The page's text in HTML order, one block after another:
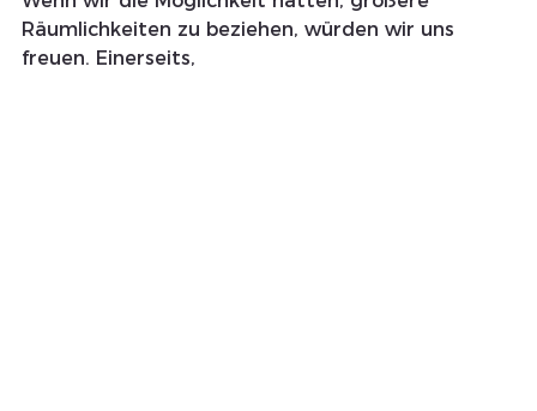
Räumlichkeiten zu beziehen, würden wir uns
freuen. Einerseits,